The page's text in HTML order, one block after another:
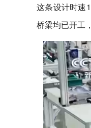
这条设计时速
桥梁均已开工